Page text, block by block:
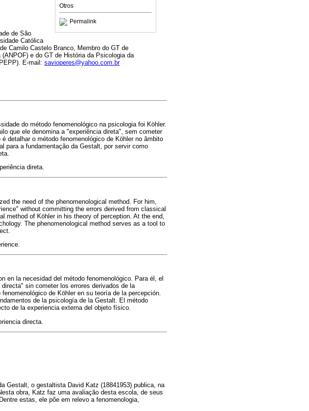
Otros
Permalink
de São
Católica
Camilo Castelo Branco, Membro do GT de
e do GT de História da Psicologia da
E-mail: savioperes@yahoo.com.br
do método fenomenológico na psicologia foi Köhler.
que ele denomina a "experiência direta", sem cometer
detalhar o método fenomenológico de Köhler no âmbito
para a fundamentação da Gestalt, por servir como
direta.
the need of the phenomenological method. For him,
without committing the errors derived from classical
method of Köhler in his theory of perception. At the end,
The phenomenological method serves as a tool to
en la necesidad del método fenomenológico. Para él, el
sin cometer los errores derivados de la
de Köhler en su teoría de la percepción.
de la psicología de la Gestalt. El método
de la experiencia externa del objeto físico.
directa.
Gestalt, o gestaltista David Katz (18841953) publica, na
obra, Katz faz uma avaliação desta escola, de seus
estas, ele põe em relevo a fenomenologia,